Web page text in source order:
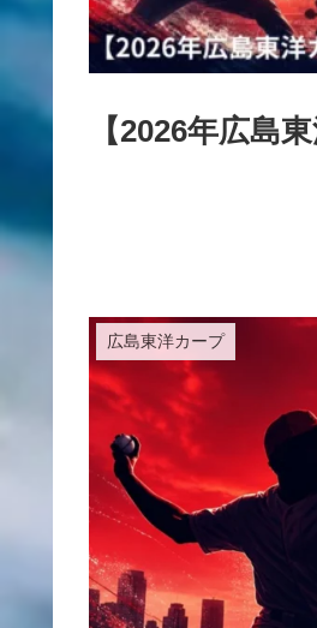
【2026年広島
広島東洋カープ